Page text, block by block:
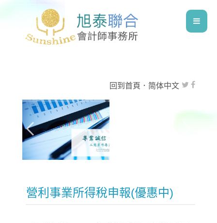
回到首頁 ． 简体中文
營利事業所得稅申報(優惠中)